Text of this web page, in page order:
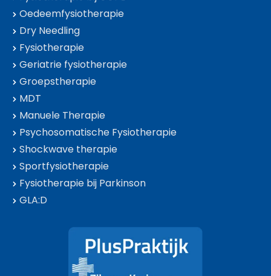
Oedeemfysiotherapie
Dry Needling
Fysiotherapie
Geriatrie fysiotherapie
Groepstherapie
MDT
Manuele Therapie
Psychosomatische Fysiotherapie
Shockwave therapie
Sportfysiotherapie
Fysiotherapie bij Parkinson
GLA:D